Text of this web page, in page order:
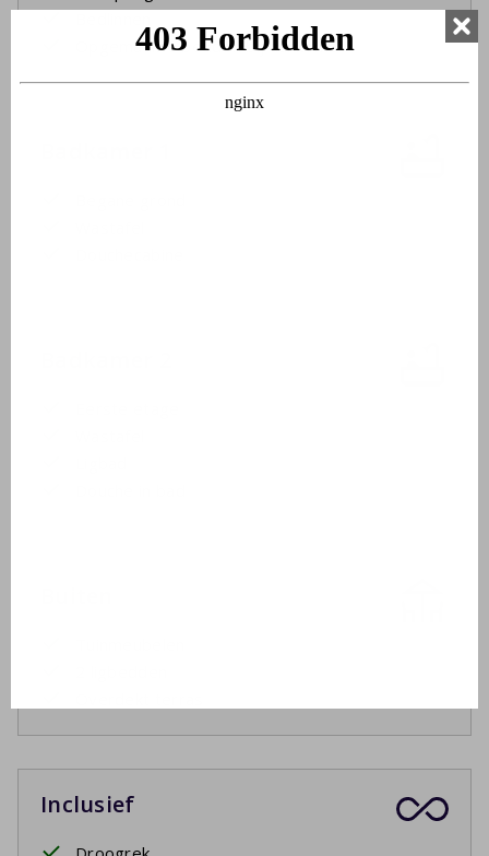
Opgemaakte bedden bij aankomst
Inclusief